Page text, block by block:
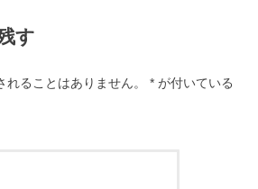
す
ることはありません。 * が付いている